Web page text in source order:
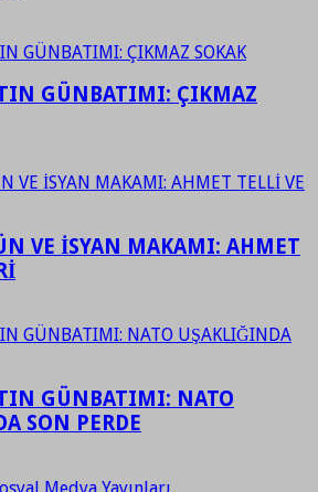
GÜNBATIMI: ÇIKMAZ
VE İSYAN MAKAMI: AHMET
GÜNBATIMI: NATO
SON PERDE